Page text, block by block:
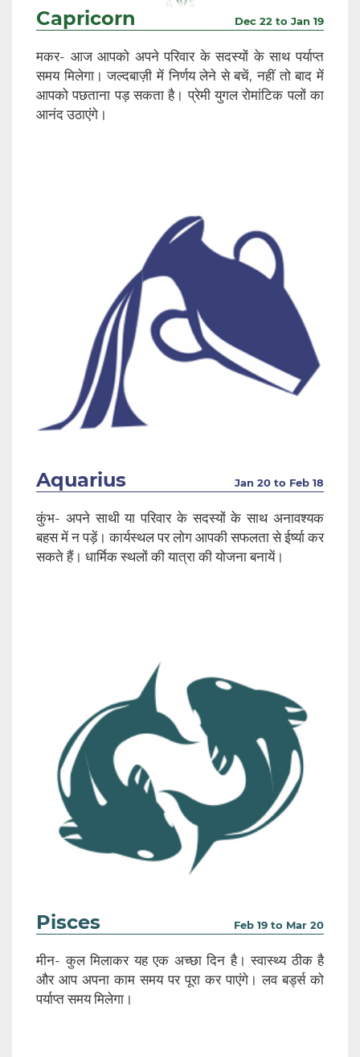
Capricorn Dec 22 to Jan 19
मकर- आज आपको अपने परिवार के सदस्यों के साथ पर्याप्त
समय मिलेगा। जल्दबाज़ी में निर्णय लेने से बचें, नहीं तो बाद में
आपको पछताना पड़ सकता है। प्रेमी युगल रोमांटिक पलों का
आनंद उठाएंगे।
Aquarius Jan 20 to Feb 18
कुंभ- अपने साथी या परिवार के सदस्यों के साथ अनावश्यक
बहस में न पड़ें। कार्यस्थल पर लोग आपकी सफलता से ईर्ष्या कर
सकते हैं। धार्मिक स्थलों की यात्रा की योजना बनायें।
Pisces Feb 19 to Mar 20
मीन- कुल मिलाकर यह एक अच्छा दिन है। स्वास्थ्य ठीक है
और आप अपना काम समय पर पूरा कर पाएंगे। लव बर्ड्स को
पर्याप्त समय मिलेगा।